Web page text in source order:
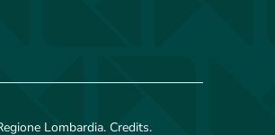
Lombardia. Credits.